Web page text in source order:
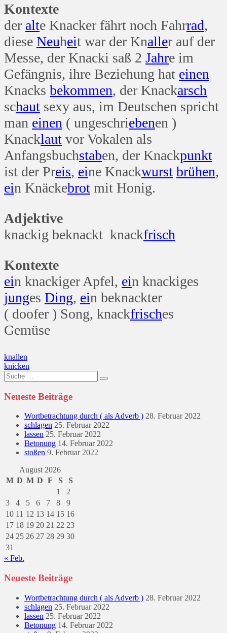
Kontexte
der alte Knacker fährt noch Fahrrad,
diese Neuheit war der Knaller auf der
Messe, der Knacki saß 2 Jahre im
Gefängnis, ihre Beziehung hat einen
Knacks bekommen, der Knackarsch
schaut sexy aus, im Deutschen spricht
man einen ( ungeschriebenen )
Knacklaut vor Vokalen als
Anfangsbuchstaben, der Knackpunkt
ist der Preis, eine Knackwurst brühen,
ein Knäckebrot mit Honig.
Adjektive
knackig beknackt knackfrisch
Kontexte
ein knackiger Apfel, ein knackiges
junges Ding, ein beknackter
( doofer ) Song, knackfrisches
Gemüse
Beitragsnavigation
knallen
knicken
Suche
nach:
Neueste Beiträge
Wortbetrachtung durch ( als Adverb ) 28. Februar 2022
schlagen 25. Februar 2022
lassen 25. Februar 2022
Betonung 14. Februar 2022
stoßen 9. Februar 2022
August 2026
M D M D F S
S
1
2
3
4 5 6 7 8
9
10 11 12 13 14 15 16
17 18 19 20 21 22 23
24 25 26 27 28 29 30
31
« Feb.
Neueste Beiträge
Wortbetrachtung durch ( als Adverb ) 28. Februar 2022
schlagen 25. Februar 2022
lassen 25. Februar 2022
Betonung 14. Februar 2022